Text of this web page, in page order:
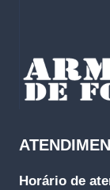
Horário de